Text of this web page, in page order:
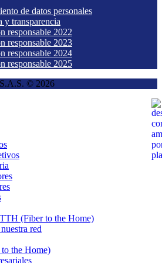
de datos personales
y transparencia
responsable 2022
responsable 2023
responsable 2024
responsable 2025
© 2026
(Fiber to the Home)
red
the Home)